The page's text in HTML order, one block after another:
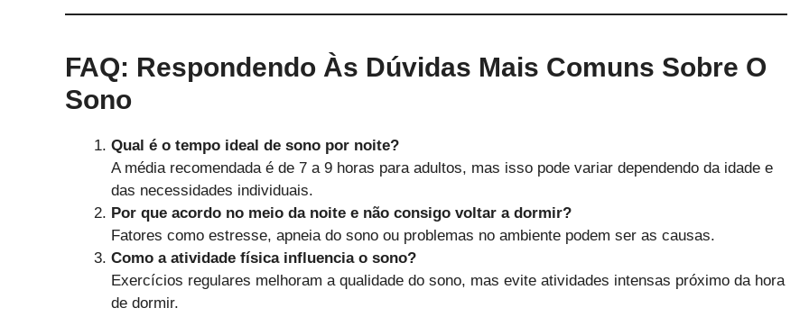
FAQ: Respondendo Às Dúvidas Mais Comuns Sobre O
Sono
Qual é o tempo ideal de sono por noite?
A média recomendada é de 7 a 9 horas para adultos, mas isso pode variar dependendo da idade e
das necessidades individuais.
Por que acordo no meio da noite e não consigo voltar a dormir?
Fatores como estresse, apneia do sono ou problemas no ambiente podem ser as causas.
Como a atividade física influencia o sono?
Exercícios regulares melhoram a qualidade do sono, mas evite atividades intensas próximo da hora
de dormir.